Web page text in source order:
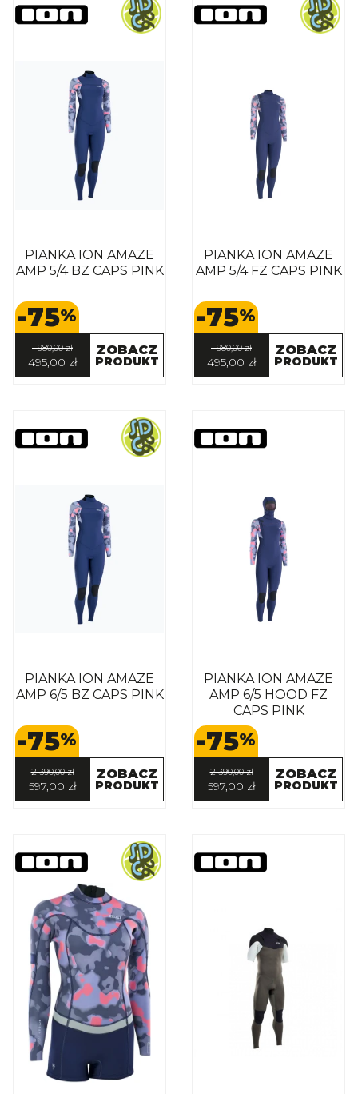
PIANKA ION AMAZE
AMP 5/4 BZ CAPS PINK
-75%
1 980,00 zł
495,00 zł
ZOBACZ
PRODUKT
PIANKA ION AMAZE
AMP 5/4 FZ CAPS PINK
-75%
1 980,00 zł
495,00 zł
ZOBACZ
PRODUKT
PIANKA ION AMAZE
AMP 6/5 BZ CAPS PINK
-75%
2 390,00 zł
597,00 zł
ZOBACZ
PRODUKT
PIANKA ION AMAZE
AMP 6/5 HOOD FZ
CAPS PINK
-75%
2 390,00 zł
597,00 zł
ZOBACZ
PRODUKT